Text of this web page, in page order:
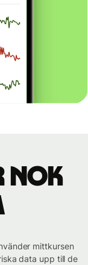
mittkursen
data upp till de